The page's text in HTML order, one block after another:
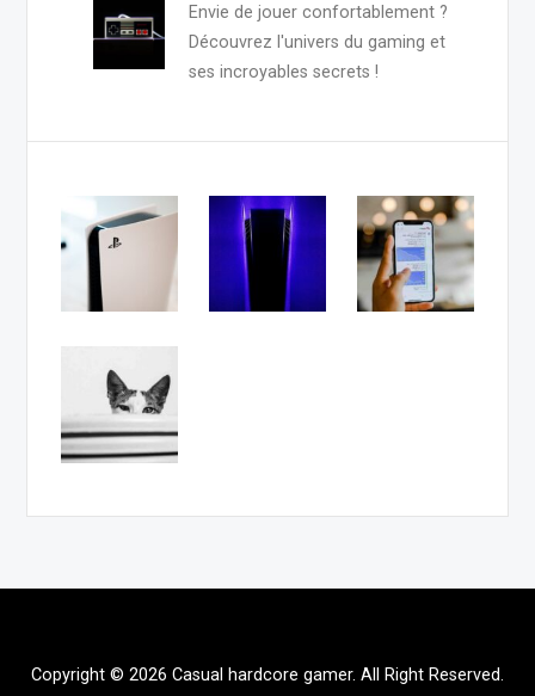
Envie de jouer confortablement ?
Découvrez l'univers du gaming et
ses incroyables secrets !
Copyright © 2026 Casual hardcore gamer. All Right Reserved.